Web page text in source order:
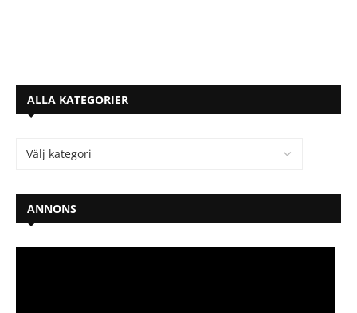
ALLA KATEGORIER
ANNONS